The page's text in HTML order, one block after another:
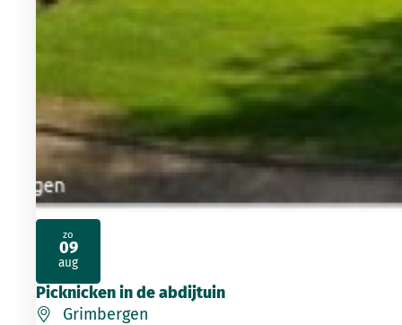
Picknicken in de abdijtuin
Grimbergen
zo
09
aug
2026